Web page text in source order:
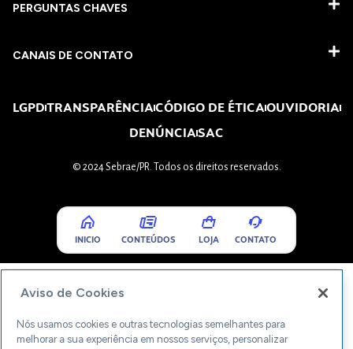
PERGUNTAS CHAVES​
CANAIS DE CONTATO
LGPDTRANSPARÊNCIACÓDIGO DE ÉTICAOUVIDORIA
DENÚNCIASAC
© 2024 Sebrae/PR. Todos os direitos reservados.
INICIO CONTEÚDOS LOJA CONTATO
Aviso de Cookies
Nós usamos cookies e outras tecnologias semelhantes para
melhorar a sua experiência em nossos serviços, personalizar